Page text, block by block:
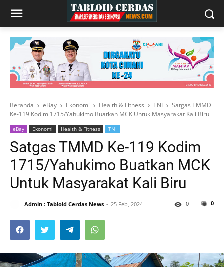
Beranda eBay Ekonomi Health & Fitness TNI
Satgas TMMD
Ke-119 Kodim 1715/Yahukimo Buatkan MCK Untuk Masyarakat Kali Biru
eBay Ekonomi Health & Fitness TNI
Satgas TMMD Ke-119 Kodim
1715/Yahukimo Buatkan MCK
Untuk Masyarakat Kali Biru
Admin : Tabloid Cerdas News 25 Feb, 2024 0
0